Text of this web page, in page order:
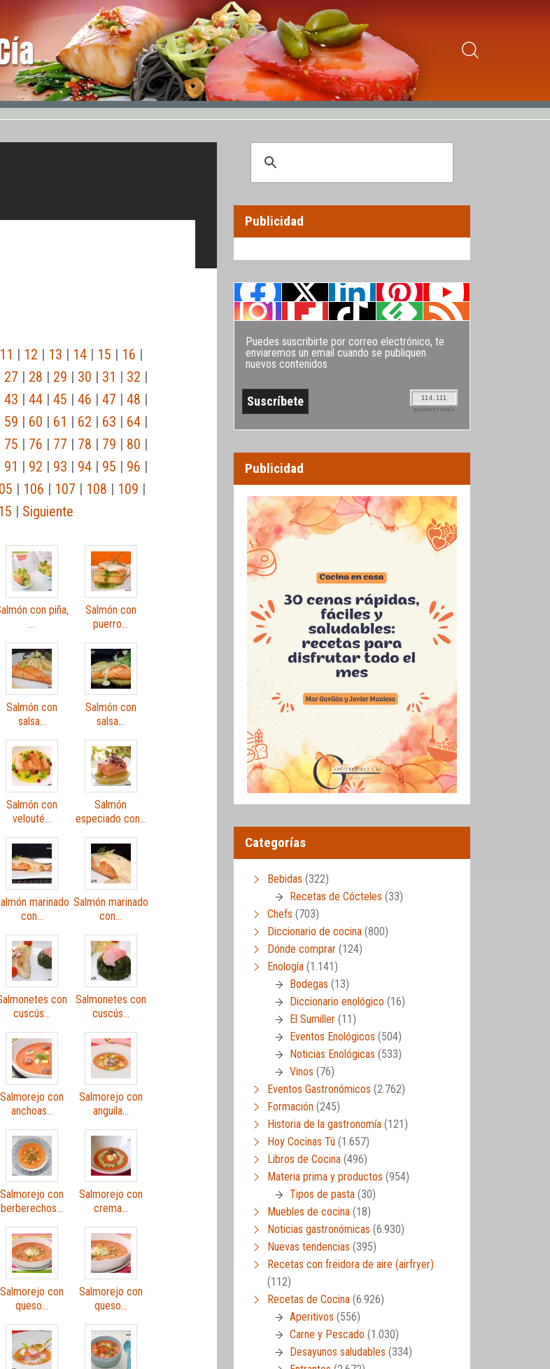
11 | 12 | 13 | 14 | 15 | 16 |
27 | 28 | 29 | 30 | 31 | 32 |
43 | 44| 45 | 46 | 47 | 48 |
59 | 60 | 61 | 62 | 63 | 64|
75 | 76 | 77 | 78 | 79 | 80 |
91 | 92 | 93 | 94| 95 | 96 |
| 106 | 107 | 108 | 109 |
| Siguiente
con piña,
…
Salmón con
puerro…
Salmón con
salsa…
Salmón con
salsa…
Salmón con
velouté…
Salmón
especiado con…
marinado
con…
Salmón marinado
con…
con
cuscús…
Salmonetes con
cuscús…
Salmorejo con
anchoas…
Salmorejo con
anguila…
Salmorejo con
berberechos…
Salmorejo con
crema…
Salmorejo con
queso…
Salmorejo con
queso…
Publicidad
Puedes suscribirte por correo electrónico, te
enviaremos un email cuando se publiquen
nuevos contenidos
114.111
SUSCRIPTORES
Publicidad
Categorías
Bebidas (322)
Recetas de Cócteles (33)
Chefs (703)
Diccionario de cocina (800)
Dónde comprar (124)
Enología (1.141)
Bodegas (13)
Diccionario enológico (16)
El Sumiller (11)
Eventos Enológicos (504)
Noticias Enológicas (533)
Vinos (76)
Eventos Gastronómicos (2.762)
Formación (245)
Historia de la gastronomía (121)
Hoy Cocinas Tú (1.657)
Libros de Cocina (496)
Materia prima y productos (954)
Tipos de pasta (30)
Muebles de cocina (18)
Noticias gastronómicas (6.930)
Nuevas tendencias (395)
Recetas con freidora de aire (airfryer)
(112)
Recetas de Cocina (6.926)
Aperitivos (556)
Carne y Pescado (1.030)
Desayunos saludables (334)